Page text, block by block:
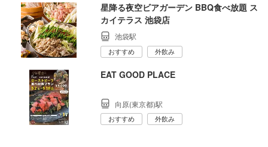
星降る夜空ビアガーデン BBQ食べ放題 ス
カイテラス 池袋店
池袋駅
おすすめ 外飲み
EAT GOOD PLACE
向原(東京都)駅
おすすめ 外飲み